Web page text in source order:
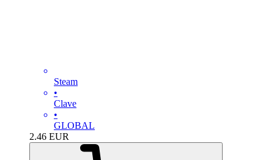
Steam
•
Clave
•
GLOBAL
2.46 EUR